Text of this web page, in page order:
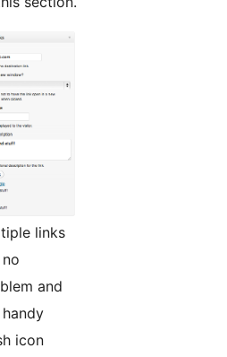
links
and
icon